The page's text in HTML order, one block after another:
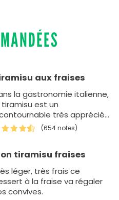
aux fraises
la gastronomie italienne,
tiramisu est un
très apprécié
peu partout dans le
C'est un dessert
(654 notes)
tiramisu fraises
léger, très frais ce
à la fraise va régaler
convives.